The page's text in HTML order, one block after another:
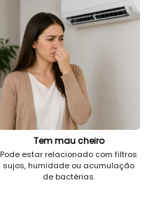
Tem mau cheiro
Pode estar relacionado com filtros
sujos, humidade ou acumulação
de bactérias.